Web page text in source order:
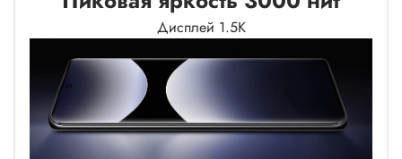
Дисплей 1.5K